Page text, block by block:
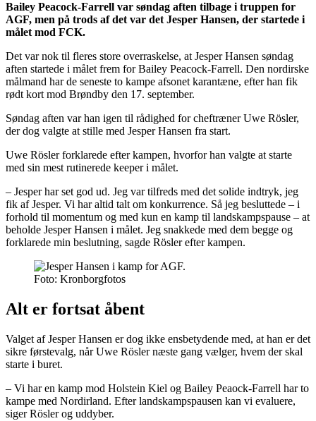
Bailey Peacock-Farrell var søndag aften tilbage i truppen for
AGF, men på trods af det var det Jesper Hansen, der startede i
målet mod FCK.
Det var nok til fleres store overraskelse, at Jesper Hansen søndag
aften startede i målet frem for Bailey Peacock-Farrell. Den nordirske
målmand har de seneste to kampe afsonet karantæne, efter han fik
rødt kort mod Brøndby den 17. september.
Søndag aften var han igen til rådighed for cheftræner Uwe Rösler,
der dog valgte at stille med Jesper Hansen fra start.
Uwe Rösler forklarede efter kampen, hvorfor han valgte at starte
med sin mest rutinerede keeper i målet.
– Jesper har set god ud. Jeg var tilfreds med det solide indtryk, jeg
fik af Jesper. Vi har altid talt om konkurrence. Så jeg besluttede – i
forhold til momentum og med kun en kamp til landskampspause – at
beholde Jesper Hansen i målet. Jeg snakkede med dem begge og
forklarede min beslutning, sagde Rösler efter kampen.
Foto: Kronborgfotos
Alt er fortsat åbent
Valget af Jesper Hansen er dog ikke ensbetydende med, at han er det
sikre førstevalg, når Uwe Rösler næste gang vælger, hvem der skal
starte i buret.
– Vi har en kamp mod Holstein Kiel og Bailey Peaock-Farrell har to
kampe med Nordirland. Efter landskampspausen kan vi evaluere,
siger Rösler og uddyber.